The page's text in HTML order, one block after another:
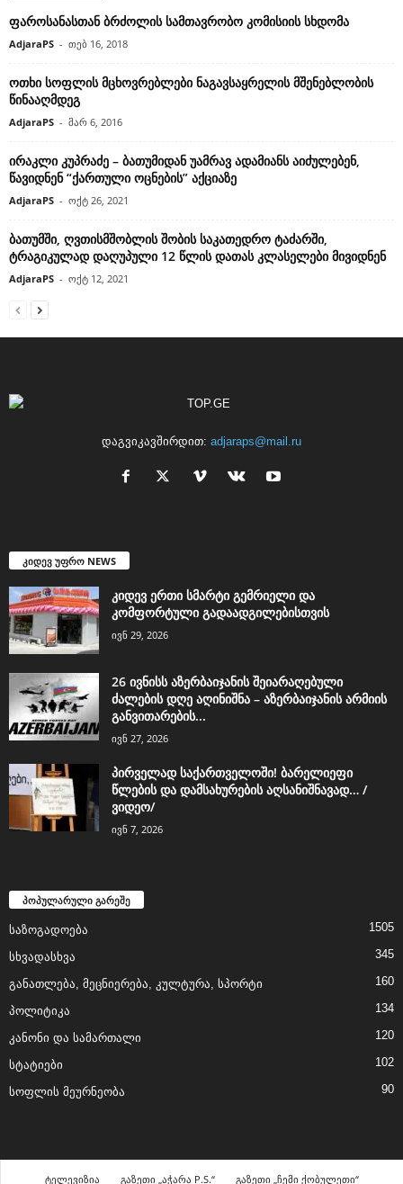
ფაროსანასთან ბრძოლის სამთავრობო კომისიის სხდომა
AdjaraPS - თებ 16, 2018
ოთხი სოფლის მცხოვრებლები ნაგავსაყრელის მშენებლობის
წინააღმდეგ
AdjaraPS - მარ 6, 2016
ირაკლი კუპრაძე – ბათუმიდან უამრავ ადამიანს აიძულებენ,
წავიდნენ “ქართული ოცნების” აქციაზე
AdjaraPS - ოქტ 26, 2021
ბათუმში, ღვთისმშობლის შობის საკათედრო ტაძარში,
ტრაგიკულად დაღუპული 12 წლის დათას კლასელები მივიდნენ
AdjaraPS - ოქტ 12, 2021
დაგვიკავშირდით: adjaraps@mail.ru
კიდევ უფრო NEWS
კიდევ ერთი სმარტი გემრიელი და
კომფორტული გადაადგილებისთვის
ივნ 29, 2026
26 ივნისს აზერბაიჯანის შეიარაღებული
ძალების დღე აღინიშნა – აზერბაიჯანის არმიის
განვითარების...
ივნ 27, 2026
პირველად საქართველოში! ბარელიეფი
წლების და დამსახურების აღსანიშნავად… /
ვიდეო/
ივნ 7, 2026
პოპულარული გარეშე
საზოგადოება 1505
სხვადასხვა 345
განათლება, მეცნიერება, კულტურა, სპორტი 160
პოლიტიკა 134
კანონი და სამართალი 120
სტატიები 102
სოფლის მეურნეობა 90
ტელევიზია გაზეთი „აჭარა P.S.“ გაზეთი „ჩემი ქობულეთი“